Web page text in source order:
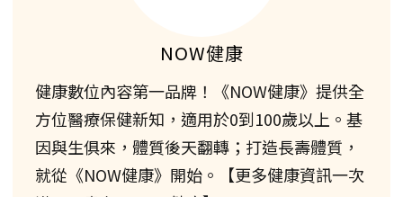
NOW健康
健康數位內容第一品牌！《NOW健康》提供全
方位醫療保健新知，適用於0到100歲以上。基
因與生俱來，體質後天翻轉；打造長壽體質，
就從《NOW健康》開始。【更多健康資訊一次